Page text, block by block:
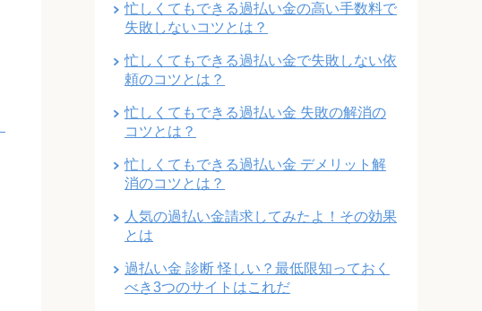
忙しくてもできる過払い金の高い手数料で
失敗しないコツとは？
忙しくてもできる過払い金で失敗しない依
頼のコツとは？
忙しくてもできる過払い金 失敗の解消の
コツとは？
忙しくてもできる過払い金 デメリット解
消のコツとは？
人気の過払い金請求してみたよ！その効果
とは
過払い金 診断 怪しい？最低限知っておく
べき3つのサイトはこれだ